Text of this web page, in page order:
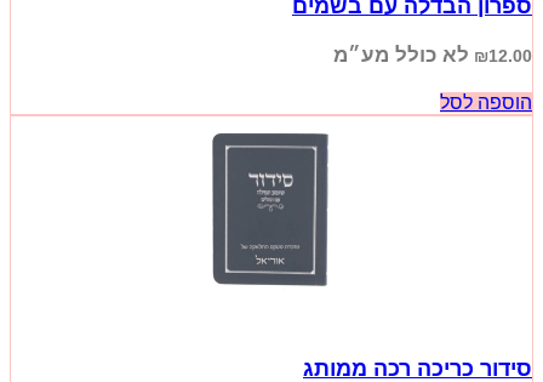
ספרון הבדלה עם בשמים
₪12.00 לא כולל מע״מ
הוספה לסל
סידור כריכה רכה ממותג